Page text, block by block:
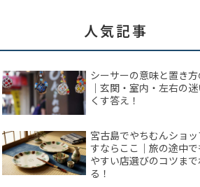
人気記事
シーサーの意味と置き
｜玄関・室内・左右の
くす答え！
宮古島でやちむんショ
すならここ｜旅の途中で
やすい店選びのコツまで
る！